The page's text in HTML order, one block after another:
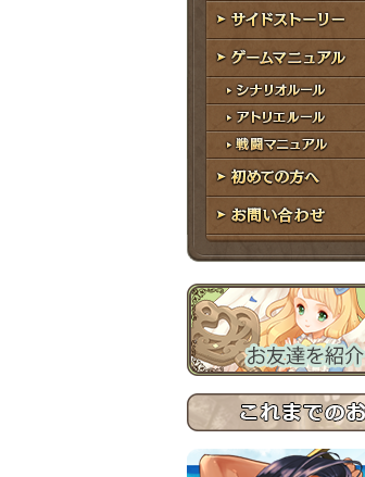
世界観
サイドストーリー
ゲームマニュアル
シナリオルール
アトリエルール
戦闘マニュアル
初めての方へ
お問い合わせ